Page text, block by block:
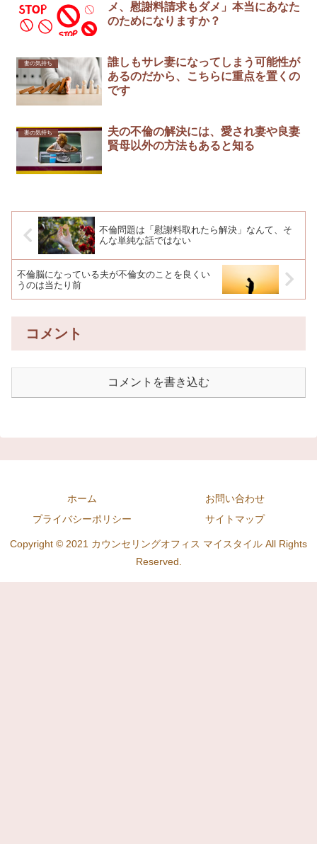
メ、慰謝料請求もダメ」本当にあなた
のためになりますか？
妻の気持ち
誰しもサレ妻になってしまう可能性が
あるのだから、こちらに重点を置くの
です
妻の気持ち
夫の不倫の解決には、愛され妻や良妻
賢母以外の方法もあると知る
不倫問題は「慰謝料取れたら解決」なんて、そ
んな単純な話ではない
不倫脳になっている夫が不倫女のことを良くい
うのは当たり前
コメント
コメントを書き込む
ホーム
お問い合わせ
プライバシーポリシー
サイトマップ
Copyright © 2021 カウンセリングオフィス マイスタイル All Rights
Reserved.